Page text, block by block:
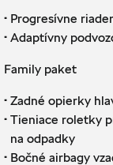
· Progresívne
· Adaptívny
Family paket
· Zadné opierky
· Tieniace roletky
na odpadky
· Bočné airbagy